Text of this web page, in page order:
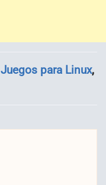
Juegos para Linux,